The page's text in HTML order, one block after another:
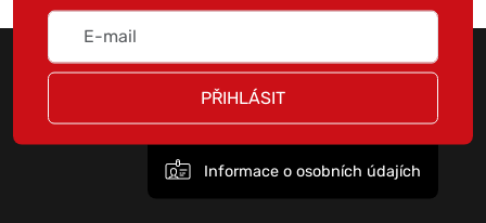
PŘIHLÁSIT
Informace o osobních údajích